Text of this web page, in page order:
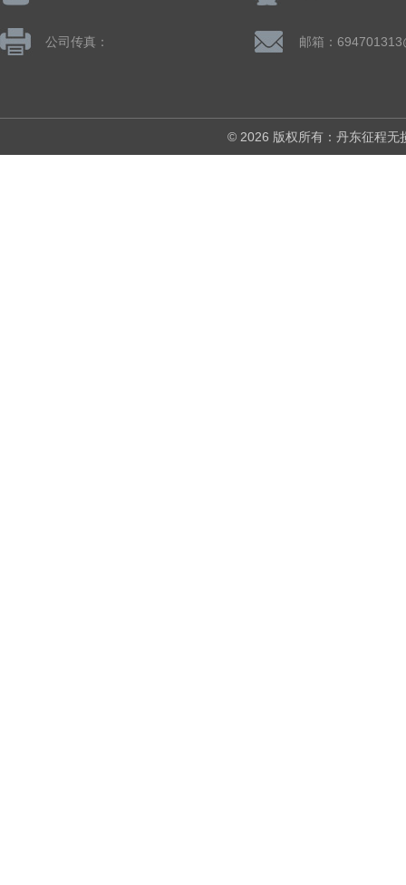
公司传真： 邮箱：
© 2026 版权所有：丹东征程